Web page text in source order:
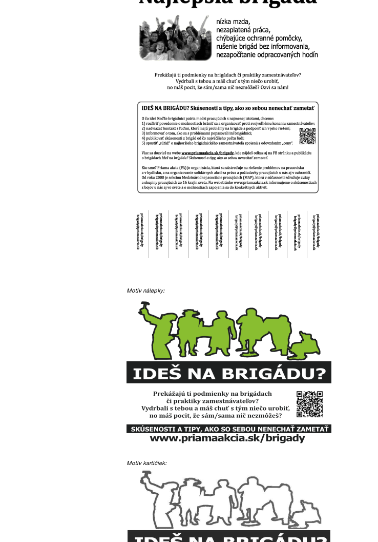
Motív nálepky:
Motív kartičiek: